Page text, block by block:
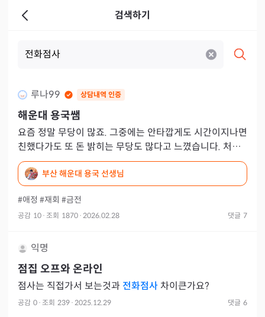
검색하기
루나99 상담내역 인증
해운대 용국쌤
요즘 정말 무당이 많죠. 그중에는 안타깝게도 시간이지나면
친했다가도 또 돈 밝히는 무당도 많다고 느꼈습니다. 처음
가면 초 켜라, 부적 해라, 100일은 해야 한다는 말부터 반복
되
부산 해운대 용국 선생님
#애정 #재회 #금전
공감 10 · 조회 1870 · 2026.02.28 댓글 7
익명
점집 오프와 온라인
점사는 직접가서 보는것과 전화점사 차이큰가요?
공감 0 · 조회 239 · 2025.12.29 댓글 6